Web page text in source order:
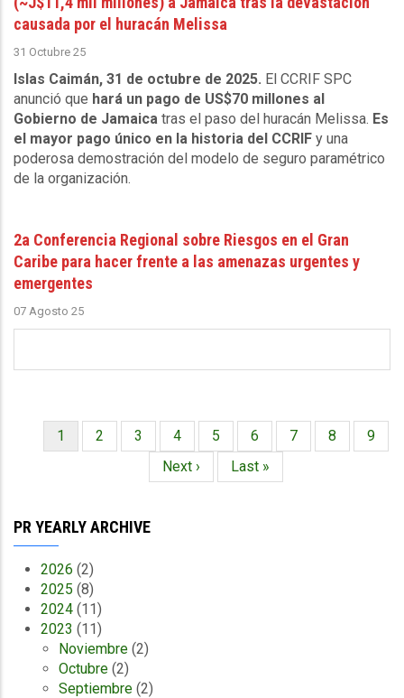
causada por el huracán Melissa
31 Octubre 25
Islas Caimán, 31 de octubre de 2025. El CCRIF SPC
anunció que hará un pago de US$70 millones al
Gobierno de Jamaica tras el paso del huracán Melissa. Es
el mayor pago único en la historia del CCRIF y una
poderosa demostración del modelo de seguro paramétrico
de la organización.
2a Conferencia Regional sobre Riesgos en el Gran
Caribe para hacer frente a las amenazas urgentes y
emergentes
07 Agosto 25
Paginación
Página
actual
1 Página
2 Página
3 Página
4 Página
5 Página
6 Página
7 Página
8
9
Siguiente
página
Next ›
Última
página
Last »
PR YEARLY ARCHIVE
2026 (2)
2025 (8)
2024 (11)
2023 (11)
Noviembre (2)
Octubre (2)
Septiembre (2)